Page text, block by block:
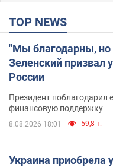
TOP NEWS
"Мы благодарны, но
Зеленский призвал
России
Президент поблагодарил
финансовую поддержку
8.08.2026 18:01 59,8 т.
Украина приобрела